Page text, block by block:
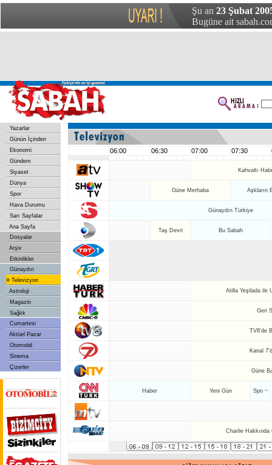
Şu an 23 Şubat
Bugüne ait
Yazarlar
Günün İçinden
Ekonomi
Gündem
Siyaset
Dünya
Spor
Hava Durumu
Sarı Sayfalar
Ana Sayfa
Dosyalar
Arşiv
Etkinlikler
Günaydın
» Televizyon
Astroloji
Magazin
Sağlık
Cumartesi
Aktüel Pazar
Otomobil
Sinema
Çizerler
06:00 06:30 07:00 07:30
Kahvaltı
Güne Merhaba Aşkların
Günaydın Türkiye
Taş Devri Bu Sabah
Atilla Yeşilada ile
Geri
TV8'de
Kanal
Güne
Haber Yeni Gün Spo ~
Charlie Hakkında